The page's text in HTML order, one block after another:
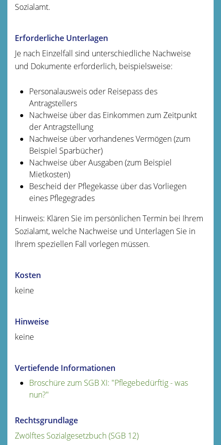
Sozialamt.
Erforderliche Unterlagen
Je nach Einzelfall sind unterschiedliche Nachweise
und Dokumente erforderlich, beispielsweise:
Personalausweis oder Reisepass des
Antragstellers
Nachweise über das Einkommen zum Zeitpunkt
der Antragstellung
Nachweise über vorhandenes Vermögen (zum
Beispiel Sparbücher)
Nachweise über Ausgaben (zum Beispiel
Mietkosten)
Bescheid der Pflegekasse über das Vorliegen
eines Pflegegrades
Hinweis: Klären Sie im persönlichen Termin bei Ihrem
Sozialamt, welche Nachweise und Unterlagen Sie in
Ihrem speziellen Fall vorlegen müssen.
Kosten
keine
Hinweise
keine
Vertiefende Informationen
Broschüre zum SGB XI: "Pflegebedürftig - was
nun?"
Rechtsgrundlage
Zwölftes Sozialgesetzbuch (SGB 12)